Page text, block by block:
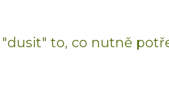
to, co nutně